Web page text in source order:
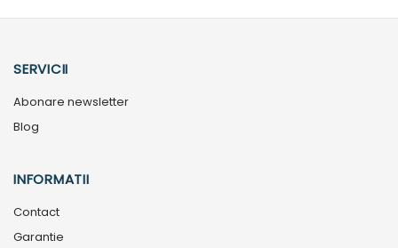
SERVICII
Abonare newsletter
Blog
INFORMATII
Contact
Garantie